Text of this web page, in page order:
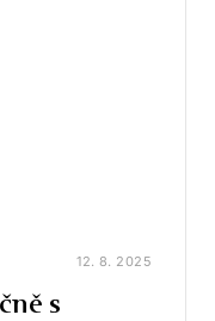
12. 8. 2025
s